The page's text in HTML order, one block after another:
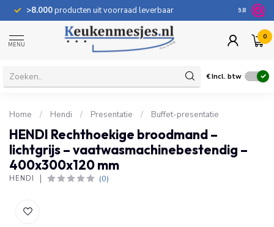
>8.000producten uit voorraad leverbaar 100
9.8
MENU
0
€Incl. btw
Home / Hendi / Presentatie / Buffet-presentatie
HENDI Rechthoekige broodmand –
lichtgrijs – vaatwasmachinebestendig –
400x300x120 mm
HENDI (0)